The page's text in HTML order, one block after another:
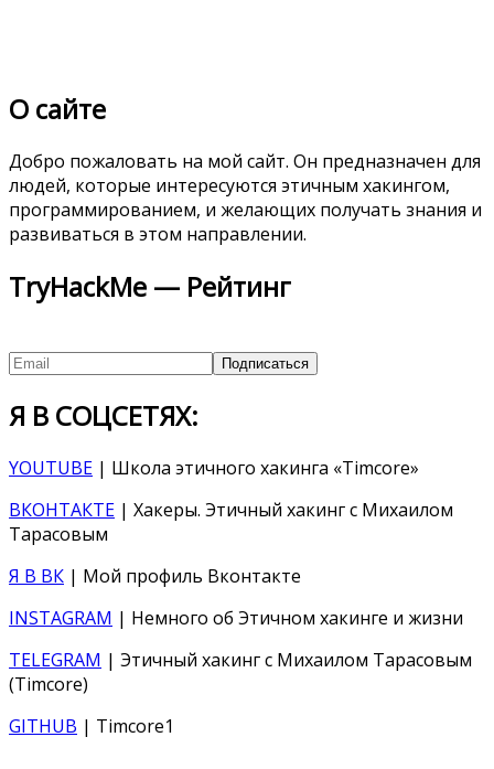
О сайте
Добро пожаловать на мой сайт. Он предназначен для
людей, которые интересуются этичным хакингом,
программированием, и желающих получать знания и
развиваться в этом направлении.
TryHackMe — Рейтинг
Я В СОЦСЕТЯХ:
YOUTUBE | Школа этичного хакинга «Timcore»
ВКОНТАКТЕ | Хакеры. Этичный хакинг с Михаилом
Тарасовым
Я В ВК | Мой профиль Вконтакте
INSTAGRAM | Немного об Этичном хакинге и жизни
TELEGRAM | Этичный хакинг с Михаилом Тарасовым
(Timcore)
GITHUB | Timcore1